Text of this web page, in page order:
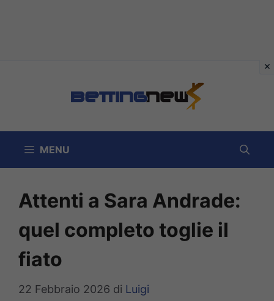
MENU
Attenti a Sara Andrade:
quel completo toglie il
fiato
22 Febbraio 2026 di Luigi